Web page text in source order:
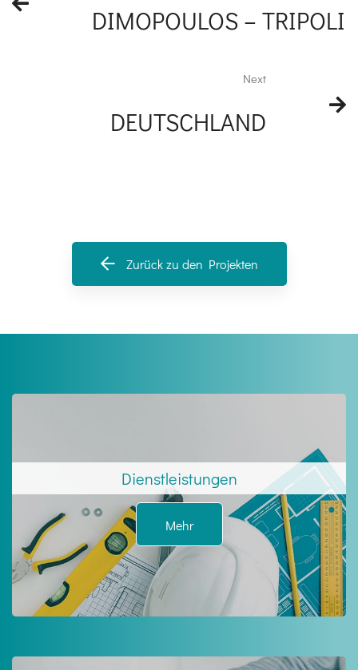
DIMOPOULOS – TRIPOLI
Next
DEUTSCHLAND
Zurück zu den Projekten
Dienstleistungen
Mehr